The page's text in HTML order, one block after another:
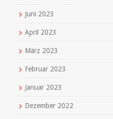
Juni 2023
April 2023
März 2023
Februar 2023
Januar 2023
Dezember 2022